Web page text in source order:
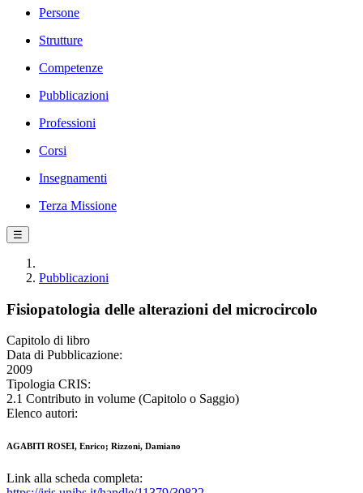
Persone
Strutture
Competenze
Pubblicazioni
Professioni
Corsi
Insegnamenti
Terza Missione
☰
Pubblicazioni
Fisiopatologia delle alterazioni del microcircolo
Capitolo di libro
Data di Pubblicazione:
2009
Tipologia CRIS:
2.1 Contributo in volume (Capitolo o Saggio)
Elenco autori:
AGABITI ROSEI, Enrico; Rizzoni, Damiano
Link alla scheda completa: